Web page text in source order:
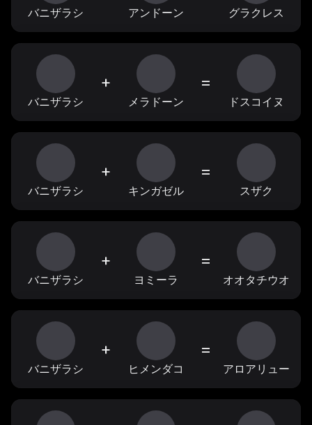
バニザラシ アンドーン グラクレス
バニザラシ
+
メラドーン
=
ドスコイヌ
バニザラシ
+
キンガゼル
=
スザク
バニザラシ
+
ヨミーラ
=
オオタチウオ
バニザラシ
+
ヒメンダコ
=
アロアリュー